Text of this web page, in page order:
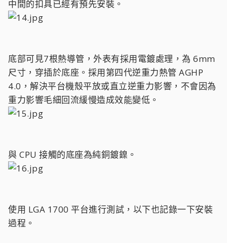
中間的扣具已經有預先安裝。
底部可見7根熱導管，外表有採用電鍍處理，為 6mm
尺寸，穿插於底座。採用第四代逆重力熱管 AGHP
4.0，解決平台機殼平放或直立逆重力影響，不會因為
重力影響毛細回流緩慢造成效能變低。
與 CPU 接觸的底座為純銅鍍鎳。
使用 LGA 1700 平台進行測試，以下也記錄一下安裝
過程。